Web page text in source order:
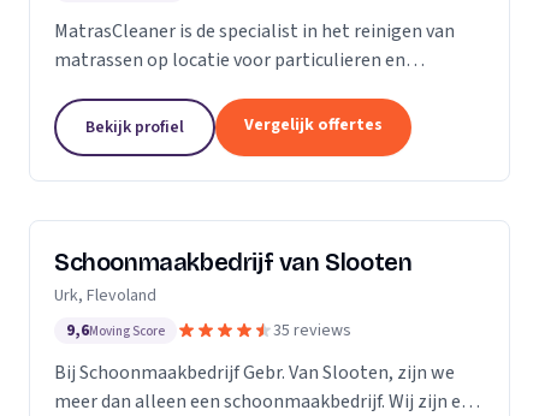
MatrasCleaner is de specialist in het reinigen van
matrassen op locatie voor particulieren en
desinfectie van de matrassen wordt alle vervuiling...
Bekijk profiel Vergelijk offertes
Schoonmaakbedrijf van Slooten
Urk, Flevoland
9,6Moving Score 35 reviews
Bij Schoonmaakbedrijf Gebr. Van Slooten, zijn we
meer dan alleen een schoonmaakbedrijf. Wij zijn een